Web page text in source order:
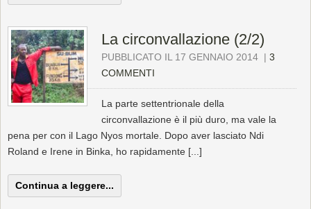
La circonvallazione (2/2)
PUBBLICATO IL 17 GENNAIO 2014 | 3
COMMENTI
La parte settentrionale della
circonvallazione è il più duro, ma vale la
pena per con il Lago Nyos mortale. Dopo aver lasciato Ndi
Roland e Irene in Binka, ho rapidamente [...]
Continua a leggere...